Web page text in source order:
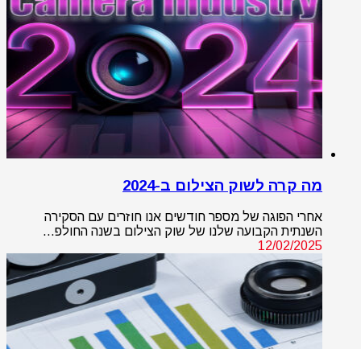
מה קרה לשוק הצילום ב-2024
אחרי הפוגה של מספר חודשים אנו חוזרים עם הסקירה
השנתית הקבועה שלנו של שוק הצילום בשנה החולפ…
12/02/2025